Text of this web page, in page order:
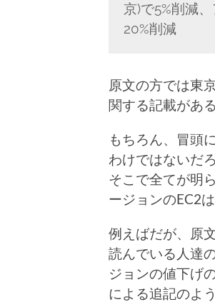
京)で5%削減
20%削減
原文の方では東
関する記載があ
もちろん、冒頭
わけではないだ
そこで全てが明
ージョンのEC2
例えばだが、原
読んでいる人達
ジョンの値下げ
による追記のよ